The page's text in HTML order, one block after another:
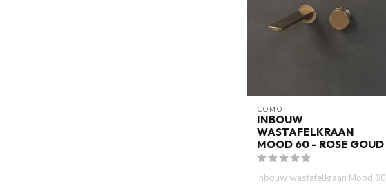
COMO
INBOUW
WASTAFELKRAAN
MOOD 60 - ROSE GOUD
Inbouw wastafelkraan Mood 60